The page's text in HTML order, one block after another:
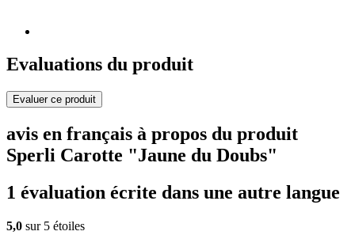
Evaluations du produit
Evaluer ce produit
avis en français à propos du produit
Sperli Carotte "Jaune du Doubs"
1 évaluation écrite dans une autre langue
5,0 sur 5 étoiles